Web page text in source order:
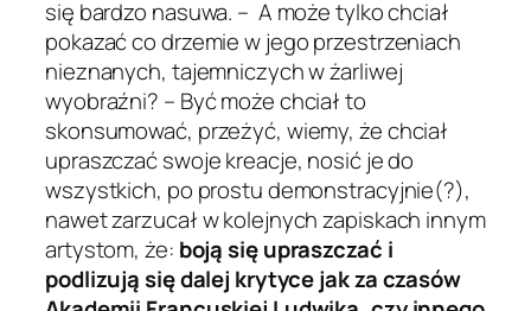
się bardzo nasuwa. – A może tylko chciał
pokazać co drzemie w jego przestrzeniach
nieznanych, tajemniczych w żarliwej
wyobraźni? – Być może chciał to
skonsumować, przeżyć, wiemy, że chciał
upraszczać swoje kreacje, nosić je do
wszystkich, po prostu demonstracyjnie(?),
nawet zarzucał w kolejnych zapiskach innym
artystom, że: boją się upraszczać i
podlizują się dalej krytyce jak zaczasów